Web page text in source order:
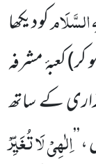
کو دیکھا
کر)کعبۂ مشرفہ
کے ساتھ
’’اِلٰھِیْ لَا تُغَیِّرْ